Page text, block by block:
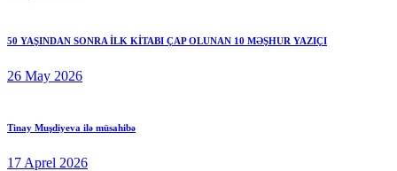
50 YAŞINDAN SONRA İLK KİTABI ÇAP OLUNAN 10 MƏŞHUR YAZIÇI
26 May 2026
Tinay Muşdiyeva ilə müsahibə
17 Aprel 2026